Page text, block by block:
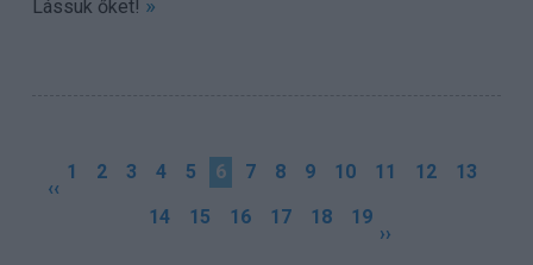
Lássuk őket!
‹‹
1 2 3 4 5 6 7 8 9 10 11 12
13
14
15 16 17 18 19
››